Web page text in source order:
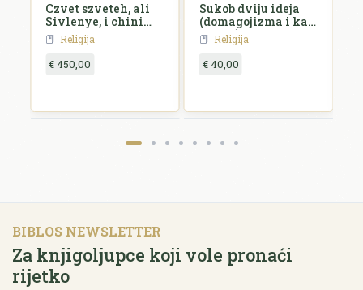
Czvet szveteh, ali
Sivlenye, i chini
szvetczev,...
Religija
€ 450,00
Sukob dviju ideja
(domagojizma i kat.
akcije) u hrvatskom
katolicizmu
Religija
€ 40,00
BIBLOS NEWSLETTER
Za knjigoljupce koji vole pronaći
rijetko